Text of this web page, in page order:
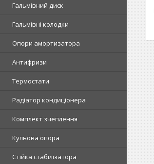
Гальмівний диск
Гальмівні колодки
Опори амортизатора
Антифризи
Термостати
Радіатор кондиціонера
Комплект зчеплення
Кульова опора
Стійка стабілізатора